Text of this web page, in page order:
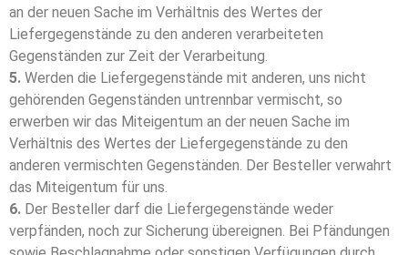
an der neuen Sache im Verhältnis des Wertes der
Liefergegenstände zu den anderen verarbeiteten
Gegenständen zur Zeit der Verarbeitung.
5. Werden die Liefergegenstände mit anderen, uns nicht
gehörenden Gegenständen untrennbar vermischt, so
erwerben wir das Miteigentum an der neuen Sache im
Verhältnis des Wertes der Liefergegenstände zu den
anderen vermischten Gegenständen. Der Besteller verwahrt
das Miteigentum für uns.
6. Der Besteller darf die Liefergegenstände weder
verpfänden, noch zur Sicherung übereignen. Bei Pfändungen